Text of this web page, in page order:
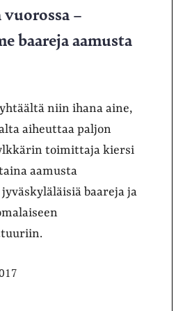
–
baareja aamusta
niin ihana aine,
aiheuttaa paljon
toimittaja kiersi
aamusta
baareja ja